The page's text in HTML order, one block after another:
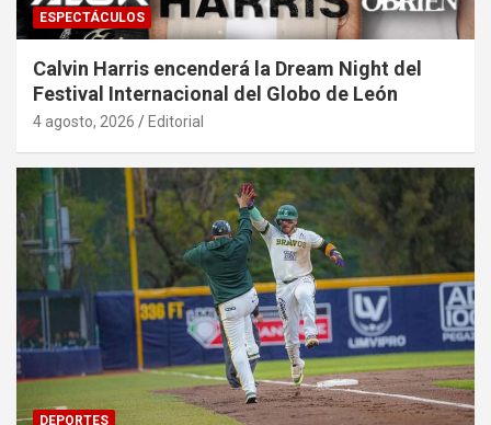
ESPECTÁCULOS
Calvin Harris encenderá la Dream Night del
Festival Internacional del Globo de León
4 agosto, 2026 Editorial
DEPORTES